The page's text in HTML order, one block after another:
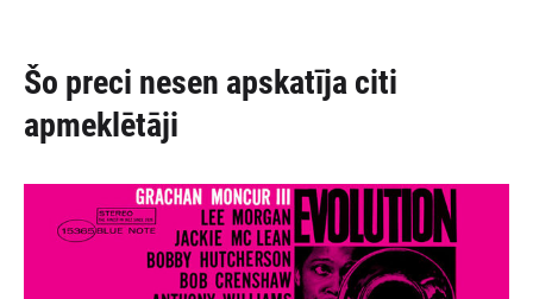
Šo preci nesen apskatīja citi
apmeklētāji